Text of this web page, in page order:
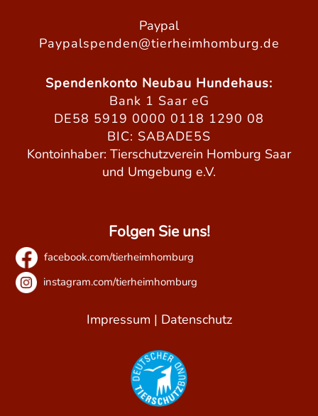
Folgen Sie uns!
facebook.com/tierheimhomburg
instagram.com/tierheimhomburg
Impressum | Datenschutz
Paypal
Paypalspenden@tierheimhomburg.de
Spendenkonto Neubau Hundehaus:
Bank 1 Saar eG
DE58 5919 0000 0118 1290 08
BIC: SABADE5S
Kontoinhaber: Tierschutzverein Homburg Saar
und Umgebung e.V.